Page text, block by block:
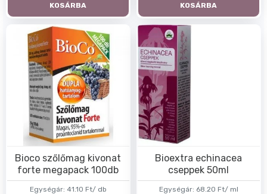
KOSÁRBA KOSÁRBA
Egységár: 41.10 Ft/ db
Bioco szőlőmag kivonat
forte megapack 100db
Egységár: 68.20 Ft/ ml
Bioextra echinacea
cseppek 50ml